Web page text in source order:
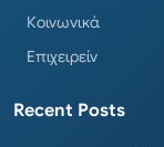
Κοινωνικά
Επιχειρείν
Recent Posts